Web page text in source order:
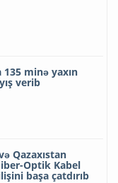
135 minə yaxın
verib
Qazaxıstan
Optik Kabel
başa çatdırıb